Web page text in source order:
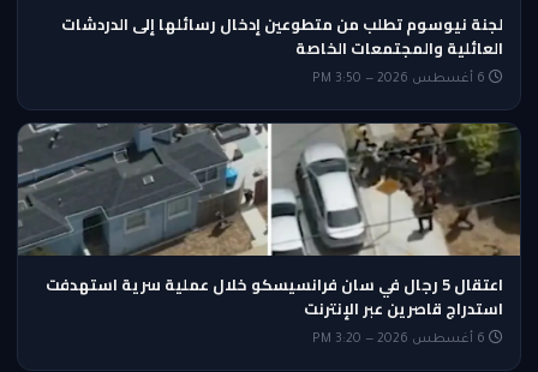
لجنة نيوسوم تطلب من متطوعين إدخال رسائلها إلى الدردشات
العائلية والمجتمعات الخاصة
اعتقال 5 رجال في سان فرانسيسكو خلال عملية سرية استهدفت
استدراج قاصرين عبر الإنترنت